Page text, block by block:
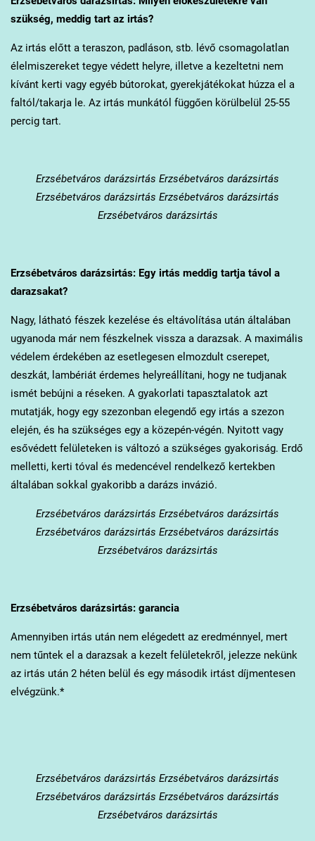
szükség, meddig tart az irtás?
Az irtás előtt a teraszon, padláson, stb. lévő csomagolatlan
élelmiszereket tegye védett helyre, illetve a kezeltetni nem
kívánt kerti vagy egyéb bútorokat, gyerekjátékokat húzza el a
faltól/takarja le. Az irtás munkától függően körülbelül 25-55
percig tart.
Erzsébetváros darázsirtás Erzsébetváros darázsirtás
Erzsébetváros darázsirtás Erzsébetváros darázsirtás
Erzsébetváros darázsirtás
Erzsébetvárosdarázsirtás: Egy irtás meddig tartja távol a
darazsakat?
Nagy, látható fészek kezelése és eltávolítása után általában
ugyanoda már nem fészkelnek vissza a darazsak. A maximális
védelem érdekében az esetlegesen elmozdult cserepet,
deszkát, lambériát érdemes helyreállítani, hogy ne tudjanak
ismét bebújni a réseken. A gyakorlati tapasztalatok azt
mutatják, hogy egy szezonban elegendő egy irtás a szezon
elején, és ha szükséges egy a közepén-végén. Nyitott vagy
esővédett felületeken is változó a szükséges gyakoriság. Erdő
melletti, kerti tóval és medencével rendelkező kertekben
általában sokkal gyakoribb a darázs invázió.
Erzsébetváros darázsirtás Erzsébetváros darázsirtás
Erzsébetváros darázsirtás Erzsébetváros darázsirtás
Erzsébetváros darázsirtás
Erzsébetvárosdarázsirtás: garancia
Amennyiben irtás után nem elégedett az eredménnyel, mert
nem tűntek el a darazsak a kezelt felületekről, jelezze nekünk
az irtás után 2 héten belül és egy második irtást díjmentesen
elvégzünk.*
Erzsébetváros darázsirtás Erzsébetváros darázsirtás
Erzsébetváros darázsirtás Erzsébetváros darázsirtás
Erzsébetváros darázsirtás